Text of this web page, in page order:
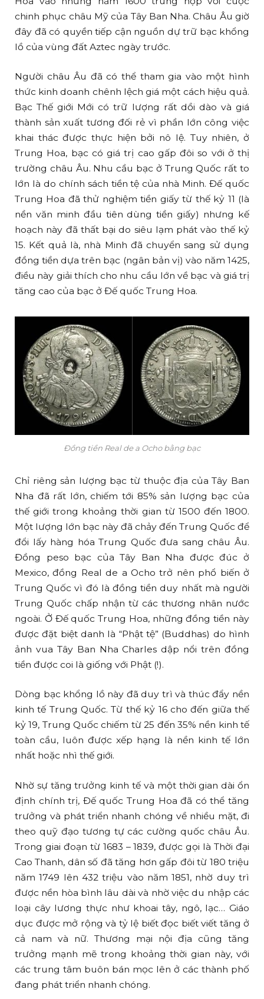
chinh phục châu Mỹ của Tây Ban Nha. Châu Âu giờ
đây đã có quyền tiếp cận nguồn dự trữ bạc khổng
lồ của vùng đất Aztec ngày trước.
Người châu Âu đã có thể tham gia vào một hình
thức kinh doanh chênh lệch giá một cách hiệu quả.
Bạc Thế giới Mới có trữ lượng rất dồi dào và giá
thành sản xuất tương đối rẻ vì phần lớn công việc
khai thác được thực hiện bởi nô lệ. Tuy nhiên, ở
Trung Hoa, bạc có giá trị cao gấp đôi so với ở thị
trường châu Âu. Nhu cầu bạc ở Trung Quốc rất to
lớn là do chính sách tiền tệ của nhà Minh. Đế quốc
Trung Hoa đã thử nghiệm tiền giấy từ thế kỷ 11 (là
nền văn minh đầu tiên dùng tiền giấy) nhưng kế
hoạch này đã thất bại do siêu lạm phát vào thế kỷ
15. Kết quả là, nhà Minh đã chuyển sang sử dụng
đồng tiền dựa trên bạc (ngân bản vị) vào năm 1425,
điều này giải thích cho nhu cầu lớn về bạc và giá trị
tăng cao của bạc ở Đế quốc Trung Hoa.
Đồng tiền Real de a Ocho bằng bạc
Chỉ riêng sản lượng bạc từ thuộc địa của Tây Ban
Nha đã rất lớn, chiếm tới 85% sản lượng bạc của
thế giới trong khoảng thời gian từ 1500 đến 1800.
Một lượng lớn bạc này đã chảy đến Trung Quốc để
đổi lấy hàng hóa Trung Quốc đưa sang châu Âu.
Đồng peso bạc của Tây Ban Nha được đúc ở
Mexico, đồng Real de a Ocho trở nên phổ biến ở
Trung Quốc vì đó là đồng tiền duy nhất mà người
Trung Quốc chấp nhận từ các thương nhân nước
ngoài. Ở Đế quốc Trung Hoa, những đồng tiền này
được đặt biệt danh là “Phật tệ” (Buddhas) do hình
ảnh vua Tây Ban Nha Charles dập nổi trên đồng
tiền được coi là giống với Phật (!).
Dòng bạc khổng lồ này đã duy trì và thúc đẩy nền
kinh tế Trung Quốc. Từ thế kỷ 16 cho đến giữa thế
kỷ 19, Trung Quốc chiếm từ 25 đến 35% nền kinh tế
toàn cầu, luôn được xếp hạng là nền kinh tế lớn
nhất hoặc nhì thế giới.
Nhờ sự tăng trưởng kinh tế và một thời gian dài ổn
định chính trị, Đế quốc Trung Hoa đã có thể tăng
trưởng và phát triển nhanh chóng về nhiều mặt, đi
theo quỹ đạo tương tự các cường quốc châu Âu.
Trong giai đoạn từ 1683 – 1839, được gọi là Thời đại
Cao Thanh, dân số đã tăng hơn gấp đôi từ 180 triệu
năm 1749 lên 432 triệu vào năm 1851, nhờ duy trì
được nền hòa bình lâu dài và nhờ việc du nhập các
loại cây lương thực như khoai tây, ngô, lạc… Giáo
dục được mở rộng và tỷ lệ biết đọc biết viết tăng ở
cả nam và nữ. Thương mại nội địa cũng tăng
trưởng mạnh mẽ trong khoảng thời gian này, với
các trung tâm buôn bán mọc lên ở các thành phố
đang phát triển nhanh chóng.